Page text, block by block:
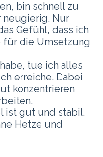
bin schnell zu
neugierig. Nur
Gefühl, dass ich
für die Umsetzung
tue ich alles
erreiche. Dabei
konzentrieren
ist gut und stabil.
Hetze und